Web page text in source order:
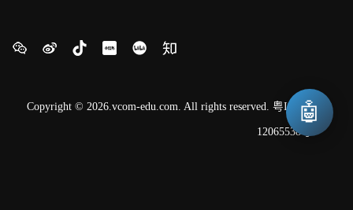
Copyright © 2026.vcom-edu.com. All rights reserved. 粤ICP备
12065538号
🤖